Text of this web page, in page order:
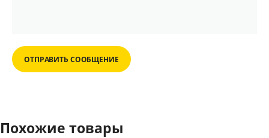
ОТПРАВИТЬ СООБЩЕНИЕ
Похожие товары